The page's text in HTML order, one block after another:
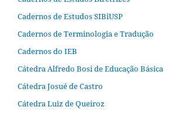
Cadernos de Estudos SIBiUSP
Cadernos de Terminologia e Tradução
Cadernos do IEB
Cátedra Alfredo Bosi de Educação Básica
Cátedra Josué de Castro
Cátedra Luiz de Queiroz